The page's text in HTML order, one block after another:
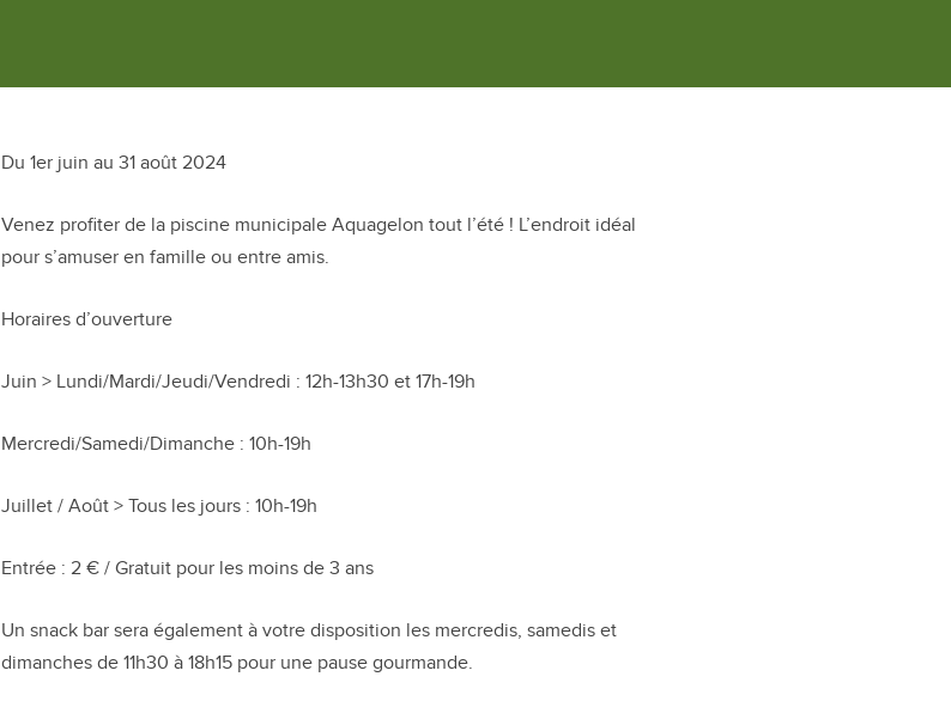
Du 1er juin au 31 août 2024
Venez profiter de la piscine municipale Aquagelon tout l’été ! L’endroit idéal
pour s’amuser en famille ou entre amis.
Horaires d’ouverture
Juin > Lundi/Mardi/Jeudi/Vendredi : 12h-13h30 et 17h-19h
Mercredi/Samedi/Dimanche : 10h-19h
Juillet / Août > Tous les jours : 10h-19h
Entrée : 2 € / Gratuit pour les moins de 3 ans
Un snack bar sera également à votre disposition les mercredis, samedis et
dimanches de 11h30 à 18h15 pour une pause gourmande.